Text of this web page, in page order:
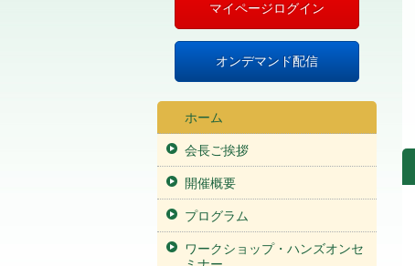
マイページログイン
オンデマンド配信
ホーム
会長ご挨拶
開催概要
プログラム
ワークショップ・ハンズオンセ